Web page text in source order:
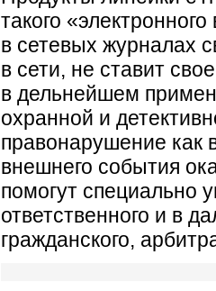
такого
в сетевых журналах
в сети, не ставит
в дельнейшем
охранной и
правонарушение как
внешнего события
помогут специально
ответственного и в
гражданского,